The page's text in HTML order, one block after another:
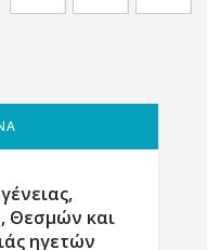
Θεσμών και
ηγετών